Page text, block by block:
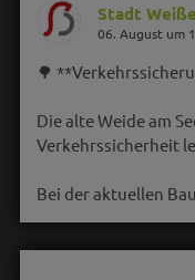
Stadt
06. August um
🌳
Die alte Weide am
Verkehrssicherheit
Bei der aktuellen